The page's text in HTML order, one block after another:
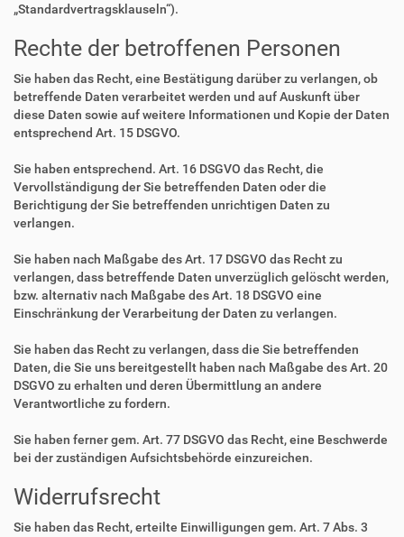
„Standardvertragsklauseln“).
Rechte der betroffenen Personen
Sie haben das Recht, eine Bestätigung darüber zu verlangen, ob
betreffende Daten verarbeitet werden und auf Auskunft über
diese Daten sowie auf weitere Informationen und Kopie der Daten
entsprechend Art. 15 DSGVO.
Sie haben entsprechend. Art. 16 DSGVO das Recht, die
Vervollständigung der Sie betreffenden Daten oder die
Berichtigung der Sie betreffenden unrichtigen Daten zu
verlangen.
Sie haben nach Maßgabe des Art. 17 DSGVO das Recht zu
verlangen, dass betreffende Daten unverzüglich gelöscht werden,
bzw. alternativ nach Maßgabe des Art. 18 DSGVO eine
Einschränkung der Verarbeitung der Daten zu verlangen.
Sie haben das Recht zu verlangen, dass die Sie betreffenden
Daten, die Sie uns bereitgestellt haben nach Maßgabe des Art. 20
DSGVO zu erhalten und deren Übermittlung an andere
Verantwortliche zu fordern.
Sie haben ferner gem. Art. 77 DSGVO das Recht, eine Beschwerde
bei der zuständigen Aufsichtsbehörde einzureichen.
Widerrufsrecht
Sie haben das Recht, erteilte Einwilligungen gem. Art. 7 Abs. 3